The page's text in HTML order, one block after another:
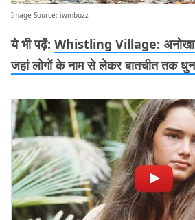
Image Source: iwmbuzz
ये भी पढ़ें: Whistling Village: अनोखा
जहां लोगों के नाम से लेकर बातचीत तक